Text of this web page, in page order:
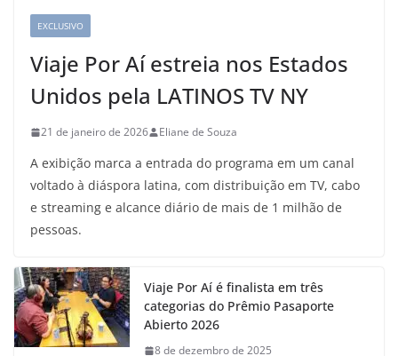
EXCLUSIVO
Viaje Por Aí estreia nos Estados
Unidos pela LATINOS TV NY
21 de janeiro de 2026 Eliane de Souza
A exibição marca a entrada do programa em um canal
voltado à diáspora latina, com distribuição em TV, cabo
e streaming e alcance diário de mais de 1 milhão de
pessoas.
Viaje Por Aí é finalista em três
categorias do Prêmio Pasaporte
Abierto 2026
8 de dezembro de 2025